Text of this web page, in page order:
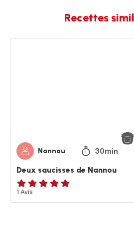
Recettes
Nannou 30min
Deux saucisses de Nannou
Avis
5
1 Avis